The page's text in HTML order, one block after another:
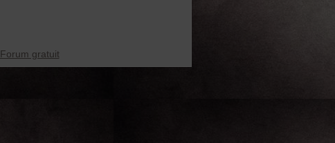
Forum gratuit